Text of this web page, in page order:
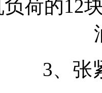
荷的12
3、张